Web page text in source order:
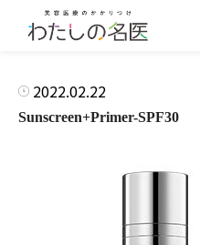
2022.02.22
Sunscreen+Primer-SPF30